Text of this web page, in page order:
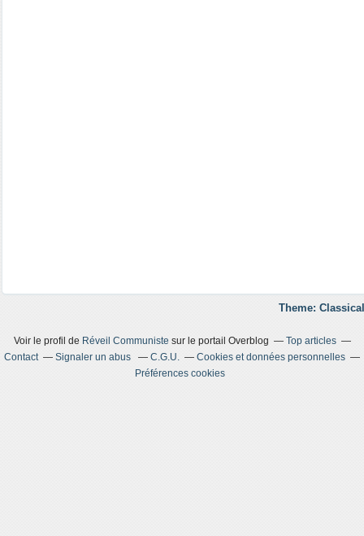
Theme:
Voir le profil de Réveil Communiste sur le portail Overblog
Top articles
Contact
Signaler un abus C.G.U.
Cookies et données personnelles
Préférences cookies